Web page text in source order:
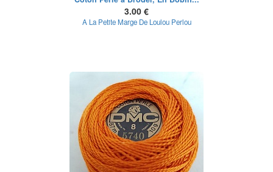
3.00 €
A La Petite Marge De Loulou Perlou